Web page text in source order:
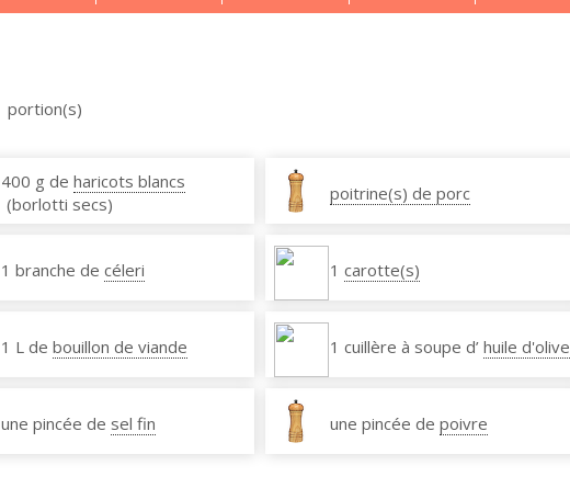
portion(s)
400 g de haricots blancs
(borlotti secs)
poitrine(s) de porc
1 branche de céleri 1 carotte(s)
1 L de bouillon de viande 1 cuillère à soupe d’ huile d'olive
une pincée de sel fin une pincée de poivre